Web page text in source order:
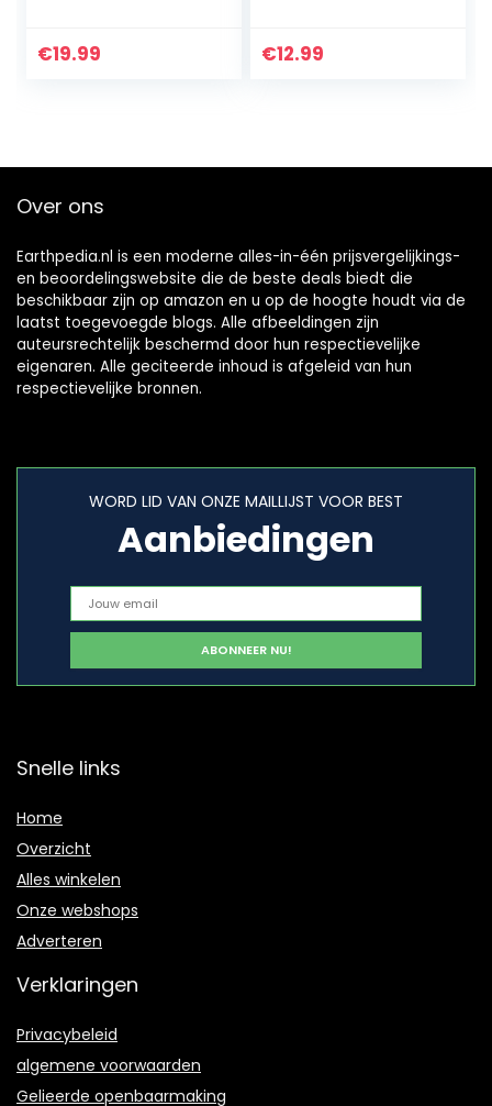
perfect voor
€19.99
Vaatwasmachineb
€12.99
Over ons
Earthpedia.nl is een moderne alles-in-één prijsvergelijkings-
en beoordelingswebsite die de beste deals biedt die
beschikbaar zijn op amazon en u op de hoogte houdt via de
laatst toegevoegde blogs. Alle afbeeldingen zijn
auteursrechtelijk beschermd door hun respectievelijke
eigenaren. Alle geciteerde inhoud is afgeleid van hun
respectievelijke bronnen.
WORD LID VAN ONZE MAILLIJST VOOR BEST
Aanbiedingen
Snelle links
Home
Overzicht
Alles winkelen
Onze webshops
Adverteren
Verklaringen
Privacybeleid
algemene voorwaarden
Gelieerde openbaarmaking